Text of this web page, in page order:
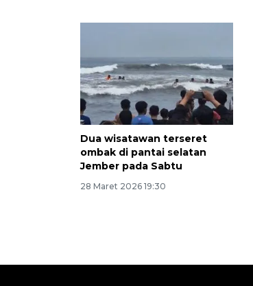
Dua wisatawan terseret
ombak di pantai selatan
Jember pada Sabtu
28 Maret 2026 19:30